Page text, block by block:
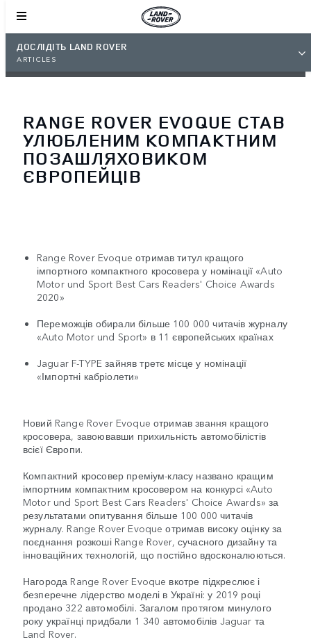
ДОСЛІДІТЬ LAND ROVER
ARTICLES
RANGE ROVER EVOQUE СТАВ
УЛЮБЛЕНИМ КОМПАКТНИМ
ПОЗАШЛЯХОВИКОМ
ЄВРОПЕЙЦІВ
Range Rover Evoque отримав титул кращого
імпортного компактного кросовера у номінації «Auto
Motor und Sport Best Cars Readers' Choice Awards
2020»
Переможців обирали більше 100 000 читачів журналу
«Auto Motor und Sport» в 11 європейських країнах
Jaguar F-TYPE зайняв третє місце у номінації
«Імпортні кабріолети»
Новий Range Rover Evoque отримав звання кращого
кросовера, завоювавши прихильність автомобілістів
всієї Європи.
Компактний кросовер преміум-класу названо кращим
імпортним компактним кросовером на конкурсі «Auto
Motor und Sport Best Cars Readers' Choice Awards» за
результатами опитування більше 100 000 читачів
журналу. Range Rover Evoque отримав високу оцінку за
поєднання розкоші Range Rover, сучасного дизайну та
інноваційних технологій, що постійно вдосконалюються.
Нагорода Range Rover Evoque вкотре підкреслює і
безперечне лідерство моделі в Україні: у 2019 році
продано 322 автомобілі. Загалом протягом минулого
року українці придбали 1 340 автомобілів Jaguar та
Land Rover.